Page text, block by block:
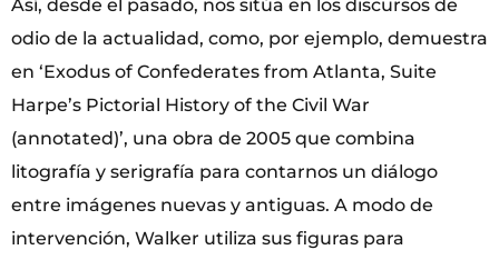
Así, desde el pasado, nos sitúa en los discursos de
odio de la actualidad, como, por ejemplo, demuestra
en ‘Exodus of Confederates from Atlanta, Suite
Harpe’s Pictorial History of the Civil War
(annotated)’, una obra de 2005 que combina
litografía y serigrafía para contarnos un diálogo
entre imágenes nuevas y antiguas. A modo de
intervención, Walker utiliza sus figuras para